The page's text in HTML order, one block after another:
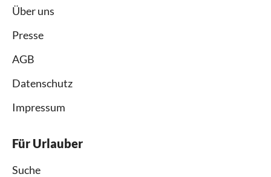
Über uns
Presse
AGB
Datenschutz
Impressum
Für Urlauber
Suche